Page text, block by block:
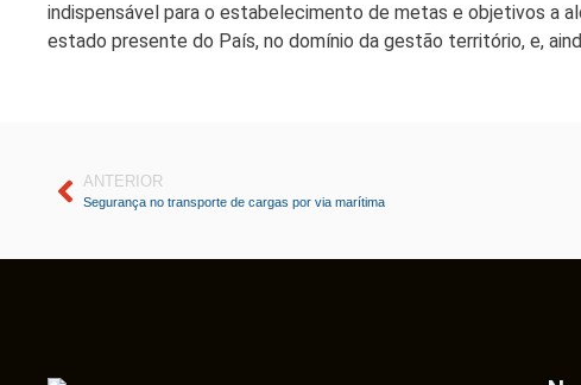
indispensável para o estabelecimento de metas e objetivos a
estado presente do País, no domínio da gestão território, e,
ANTERIOR
Segurança no transporte de cargas por via marítima